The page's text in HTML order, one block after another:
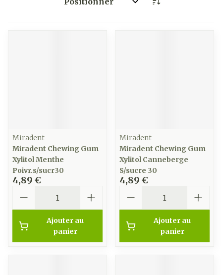
Trier par:
Miradent
Miradent Chewing Gum
Xylitol Menthe
Poivr.s/sucr30
4,89 €
Ajouter au
panier
Miradent
Miradent Chewing Gum
Xylitol Canneberge
S/sucre 30
4,89 €
Ajouter au
panier